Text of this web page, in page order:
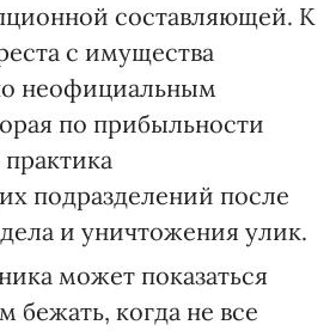
составляющей. К
с имущества
неофициальным
по прибыльности
подразделений после
и уничтожения улик.
может показаться
бежать, когда не все